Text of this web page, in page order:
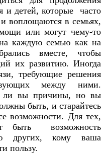
и детей, которые часто
воплощаются в семьях,
или могут чему-то
каждую семью как на
вместе, чтобы
их развитию. Иногда
требующие решения
между ними.
ли вы причины, но вы
быть, и старайтесь
возможности. Для тех,
быть возможность
других, кому ваша
пользу.